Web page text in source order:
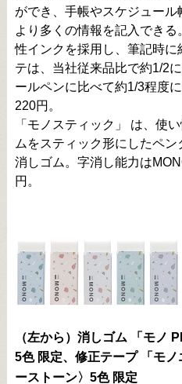
ができ、手帳やスケジュー
より多くの情報を記入でき
性インクを採用し、筆記時
テは、当社従来品比で約1/2
ールペンに比べて約1/3程度
220円。
「モノスティック」 は、使
ムをスティック形にしたペ
消しゴム。字消し能力は
円。
（左から）消しゴム 「モノ
5色限定、修正テープ 「モ
ーストーン〉5色限定